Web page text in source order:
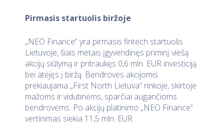
Pirmasis startuolis biržoje
„NEO Finance“ yra pirmasis fintech startuolis
Lietuvoje, šiais metais įgyvendinęs priminį viešą
akcijų siūlymą ir pritraukęs 0,6 mln. EUR investiciją
bei atėjęs į biržą. Bendrovės akcijomis
prekiaujama „First North Lietuva“ rinkoje, skirtoje
mažoms ir vidutinėms, sparčiai augančioms
bendrovėms. Po akcijų platinimo „NEO Finance“
vertinimas siekia 11,5 mln. EUR.